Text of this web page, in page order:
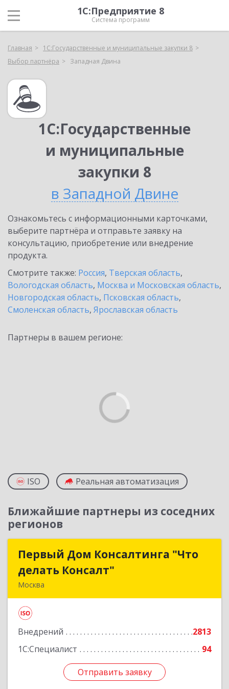
1С:Предприятие 8
Система программ
Главная
1С:Государственные и муниципальные закупки 8
Выбор партнёра
Западная Двина
1С:Государственные
и муниципальные
закупки 8
в Западной Двине
Ознакомьтесь с информационными карточками,
выберите партнёра и отправьте заявку на
консультацию, приобретение или внедрение
продукта.
Смотрите также: Россия, Тверская область,
Вологодская область, Москва и Московская область,
Новгородская область, Псковская область,
Смоленская область, Ярославская область
Партнеры в вашем регионе:
ISO Реальная автоматизация
Ближайшие партнеры из соседних
регионов
Первый Дом Консалтинга "Что
делать Консалт"
Москва
Внедрений
2813
1С:Специалист
94
Отправить заявку
Первый Дом Консалтинга "Что
Отправить заявку